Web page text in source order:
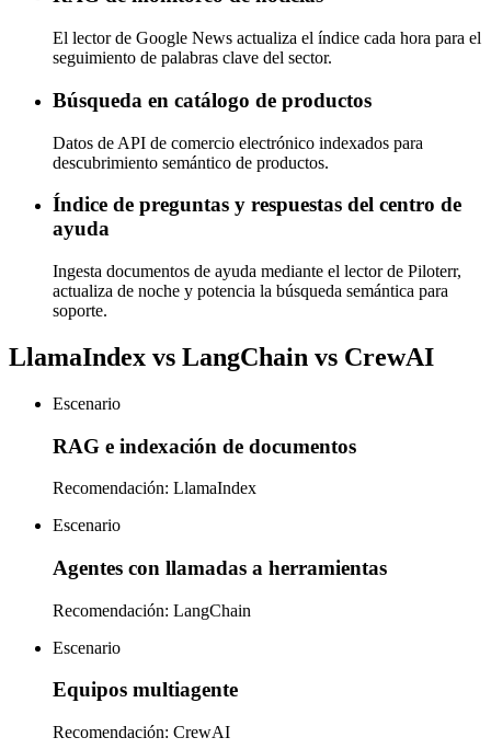
El lector de Google News actualiza el índice cada hora para el
seguimiento de palabras clave del sector.
Búsqueda en catálogo de productos
Datos de API de comercio electrónico indexados para
descubrimiento semántico de productos.
Índice de preguntas y respuestas del centro de
ayuda
Ingesta documentos de ayuda mediante el lector de Piloterr,
actualiza de noche y potencia la búsqueda semántica para
soporte.
LlamaIndex vs LangChain vs CrewAI
Escenario
RAG e indexación de documentos
Recomendación: LlamaIndex
Escenario
Agentes con llamadas a herramientas
Recomendación: LangChain
Escenario
Equipos multiagente
Recomendación: CrewAI